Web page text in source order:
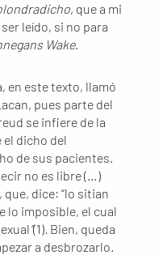
, que a mi
leído, si no para
Wake.
en este texto, llamó
pues parte del
se infiere de la
dicho del
de sus pacientes.
no es libre (…)
dice: “lo sitian
lo imposible, el cual
”(1). Bien, queda
a desbrozarlo.